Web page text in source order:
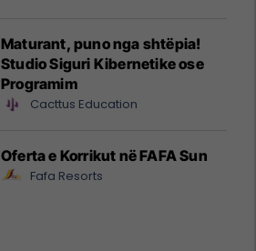
Maturant, puno nga shtëpia!
Studio Siguri Kibernetike ose
Programim
Cacttus Education
Oferta e Korrikut në FAFA Sun
Fafa Resorts